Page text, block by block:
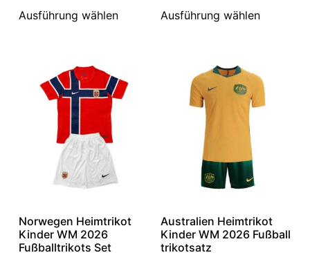
Ausführung wählen Ausführung wählen
Norwegen Heimtrikot
Kinder WM 2026
Fußballtrikots Set
Australien Heimtrikot
Kinder WM 2026 Fußball
trikotsatz